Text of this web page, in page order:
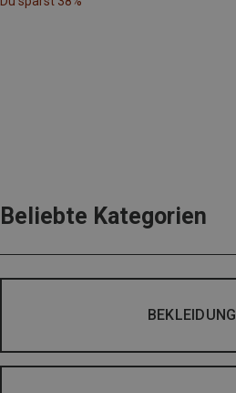
Beliebte Kategorien
BEKLEIDUNG